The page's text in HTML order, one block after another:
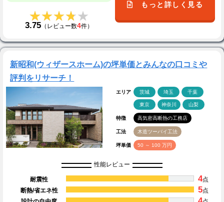
★★★★★
★★★★★
3.75 （レビュー数4件）
もっと詳しく見る
新昭和(ウィザースホーム)の坪単価とみんなの口コミや
評判をリサーチ！
エリア 茨城 埼玉 千葉
東京 神奈川 山梨
特徴 高気密高断熱の工務店
工法 木造ツーバイ工法
坪単価 50 ～ 100 万円
性能レビュー
耐震性 4点
断熱/省エネ性
5点